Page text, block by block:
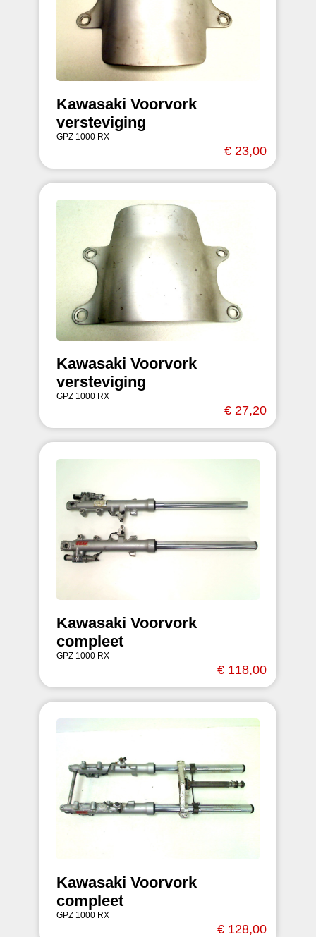
Kawasaki Voorvork
versteviging
GPZ 1000 RX
€ 23,00
Kawasaki Voorvork
versteviging
GPZ 1000 RX
€ 27,20
Kawasaki Voorvork
compleet
GPZ 1000 RX
€ 118,00
Kawasaki Voorvork
compleet
GPZ 1000 RX
€ 128,00